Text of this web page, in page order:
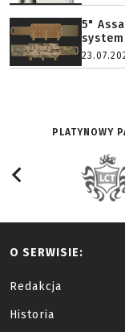
5"
PLATYNOWY
O SERWISIE:
Redakcja
Historia